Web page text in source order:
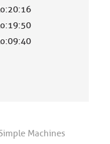
Machines